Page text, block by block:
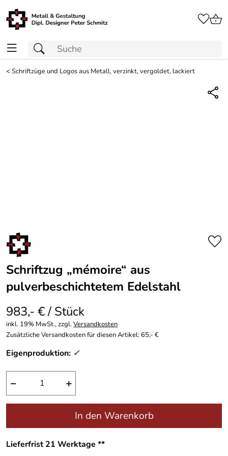
<Schriftzüge und Logos aus Metall, verzinkt, vergoldet, lackiert
Schriftzug „mémoire“ aus
pulverbeschichtetem Edelstahl
983,- € / Stück
inkl. 19% MwSt., zzgl.Versandkosten
Zusätzliche Versandkosten für diesen Artikel: 65,- €
Eigenproduktion: ✓
− +
In den Warenkorb
Lieferfrist 21 Werktage **